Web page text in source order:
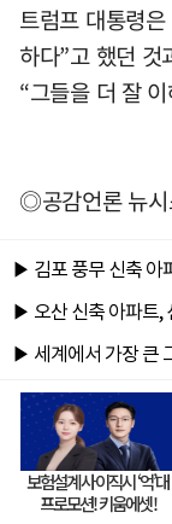
트럼프 대통령
하다”고 했던 것
“그들을 더 잘
◎공감언론 뉴